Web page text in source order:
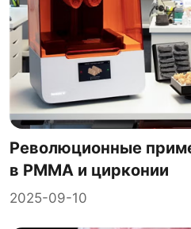
Революционные
в PMMA и цирконии
2025-09-10